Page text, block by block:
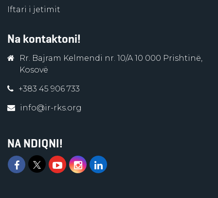
Iftari i jetimit
Na kontaktoni!
Rr. Bajram Kelmendi nr. 10/A 10 000 Prishtinë,
Kosovë
+383 45 906 733
info@ir-rks.org
NA NDIQNI!